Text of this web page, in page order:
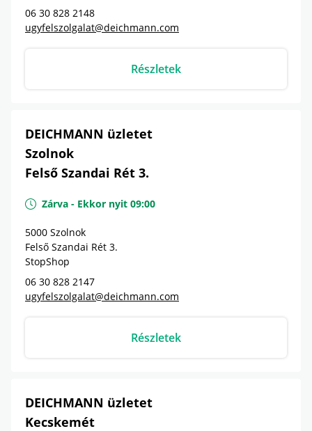
06 30 828 2148
ugyfelszolgalat@deichmann.com
Részletek
DEICHMANN üzletet
Szolnok
Felső Szandai Rét 3.
Zárva - Ekkor nyit 09:00
5000 Szolnok
Felső Szandai Rét 3.
StopShop
06 30 828 2147
ugyfelszolgalat@deichmann.com
Részletek
DEICHMANN üzletet
Kecskemét